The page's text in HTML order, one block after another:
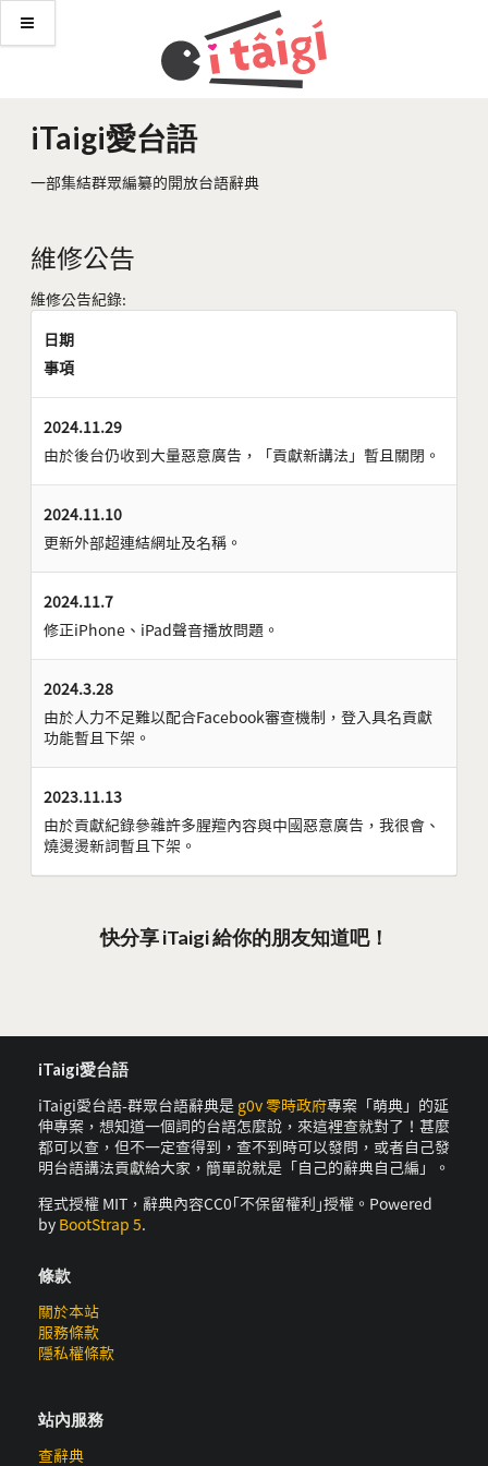
iTaigi愛台語
一部集結群眾編纂的開放台語辭典
維修公告
維修公告紀錄:
日期
事項
2024.11.29
由於後台仍收到大量惡意廣告，「貢獻新講法」暫且關閉。
2024.11.10
更新外部超連結網址及名稱。
2024.11.7
修正iPhone、iPad聲音播放問題。
2024.3.28
由於人力不足難以配合Facebook審查機制，登入具名貢獻
功能暫且下架。
2023.11.13
由於貢獻紀錄參雜許多腥羶內容與中國惡意廣告，我很會、
燒燙燙新詞暫且下架。
快分享 iTaigi 給你的朋友知道吧！
iTaigi愛台語
iTaigi愛台語-群眾台語辭典是 g0v 零時政府專案「萌典」的延
伸專案，想知道一個詞的台語怎麼說，來這裡查就對了！甚麼
都可以查，但不一定查得到，查不到時可以發問，或者自己發
明台語講法貢獻給大家，簡單說就是「自己的辭典自己編」。
程式授權 MIT，辭典內容CC0｢不保留權利｣授權。Powered
by BootStrap 5.
條款
關於本站
服務條款
隱私權條款
站內服務
查辭典